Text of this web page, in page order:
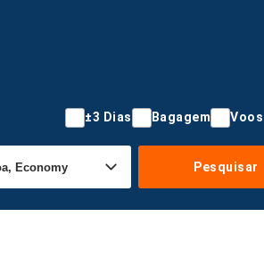
±3 Dias Bagagem
Pesquisar